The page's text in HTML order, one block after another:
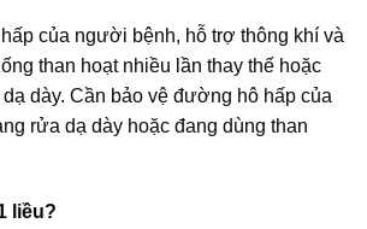
của người bệnh, hỗ trợ thông khí và
than hoạt nhiều lần thay thế hoặc
dày. Cần bảo vệ đường hô hấp của
rửa dạ dày hoặc đang dùng than
liều?